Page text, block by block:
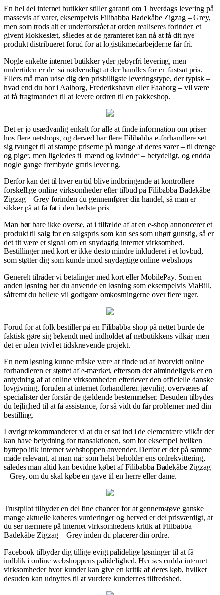
En hel del internet butikker stiller garanti om 1 hverdags levering på
massevis af varer, eksempelvis Filibabba Badekåbe Zigzag – Grey,
men som trods alt er underforstået at orden realiseres forinden et
givent klokkeslæt, således at de garanteret kan nå at få dit nye
produkt distribueret forud for at logistikmedarbejderne får fri.
Nogle enkelte internet butikker yder gebyrfri levering, men
undertiden er det så nødvendigt at der handles for en fastsat pris.
Ellers må man udse dig den prisbilligste leveringstype, der typisk –
hvad end du bor i Aalborg, Frederikshavn eller Faaborg – vil være
at få fragtmanden til at levere ordren til en pakkeshop.
Det er jo usædvanlig enkelt for alle at finde information om priser
hos flere netshops, og derved har flere Filibabba e-forhandlere set
sig tvunget til at stampe priserne på mange af deres varer – til drenge
og piger, men ligeledes til mænd og kvinder – betydeligt, og endda
nogle gange frembyde gratis levering.
Derfor kan det til hver en tid blive indbringende at kontrollere
forskellige online virksomheder efter tilbud på Filibabba Badekåbe
Zigzag – Grey forinden du gennemfører din handel, så man er
sikker på at få fat i den bedste pris.
Man bør bare ikke overse, at i tilfælde af at en e-shop annoncerer et
produkt til salg for en salgspris som kan ses som uhørt gunstig, så er
det tit være et signal om en snydagtig internet virksomhed.
Bestillinger med kort er ikke desto mindre inkluderet i et lovbud,
som støtter dig som kunde imod snydagtige online webshops.
Generelt tilråder vi betalinger med kort eller MobilePay. Som en
anden løsning bør du anvende en løsning som eksempelvis ViaBill,
såfremt du hellere vil godtgøre omkostningerne over flere uger.
Forud for at folk bestiller på en Filibabba shop på nettet burde de
faktisk gøre sig bekendt med indholdet af netbutikkens vilkår, men
det er uden tvivl et tidskrævende projekt.
En nem løsning kunne måske være at finde ud af hvorvidt online
forhandleren er støttet af e-mærket, eftersom det almindeligvis er en
antydning af at online virksomheden efterlever den officielle danske
lovgivning, foruden at internet forhandleren jævnligt overværes af
specialister der forstår de gældende bestemmelser. Desuden tilbydes
du lejlighed til at få assistance, for så vidt du får problemer med din
bestilling.
I øvrigt rekommanderer vi at du er sat ind i de elementære vilkår der
kan have betydning for transaktionen, som for eksempel hvilken
byttepolitik internet webshoppen anvender. Derfor er det på samme
måde relevant, at man når som helst beholder ens ordrekvittering,
således man altid kan bevidne købet af Filibabba Badekåbe Zigzag
– Grey, om du skal købe en gave til en herre eller dame.
Trustpilot tilbyder en del fine chancer for at gennemstøve ganske
mange aktuelle køberes vurderinger og herved er det prisværdigt, at
du ser nærmere på internet virksomhedens kritik af Filibabba
Badekåbe Zigzag – Grey inden du placerer din ordre.
Facebook tilbyder dig tillige evigt pålidelige løsninger til at få
indblik i online webshoppens pålidelighed. Her ses endda internet
virksomheder hvor kunder kan give en kritik af deres køb, hvilket
desuden kan udnyttes til at vurdere kundernes tilfredshed.